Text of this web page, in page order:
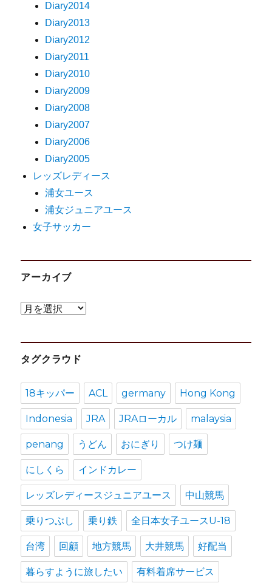
Diary2014
Diary2013
Diary2012
Diary2011
Diary2010
Diary2009
Diary2008
Diary2007
Diary2006
Diary2005
レッズレディース
浦女ユース
浦女ジュニアユース
女子サッカー
アーカイブ
ア
カ
イ
タグクラウド
18キッパー ACL germany Hong Kong
Indonesia JRA JRAローカル malaysia
penang うどん おにぎり つけ麺
にしくら インドカレー
レッズレディースジュニアユース 中山競馬
乗りつぶし 乗り鉄 全日本女子ユースU-18
台湾 回顧 地方競馬 大井競馬 好配当
暮らすように旅したい 有料着席サービス